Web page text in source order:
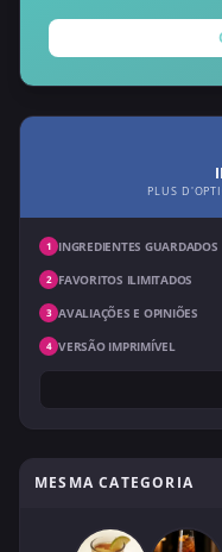
PLUS
1 INGREDIENTES GUARDADOS
2 FAVORITOS ILIMITADOS
3 AVALIAÇÕES E OPINIÕES
4 VERSÃO IMPRIMÍVEL
MESMA CATEGORIA